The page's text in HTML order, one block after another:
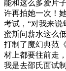
能和这么多爱片
许再拍她一次！
考试，“对我来说
蜜斯问薪水这么
打制了魔幻典范
材上都要往前走
我是去邵氏面试